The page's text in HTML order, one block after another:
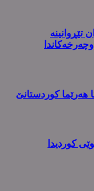
تێڕوانینە
هەرێما کوردستانێ
کوردیدا